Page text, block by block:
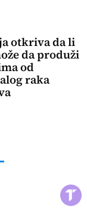
otkriva da li
da produži
od
raka